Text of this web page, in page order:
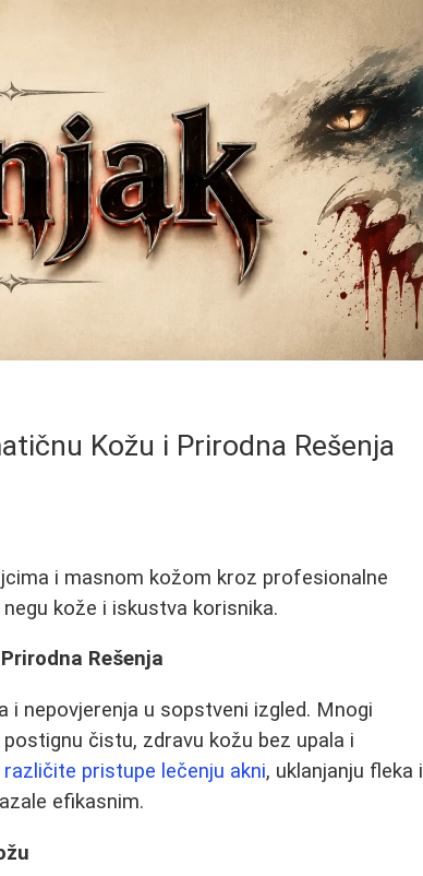
Kožu i Prirodna Rešenja
i masnom kožom kroz profesionalne
kože i iskustva korisnika.
Rešenja
nepovjerenja u sopstveni izgled. Mnogi
čistu, zdravu kožu bez upala i
različite pristupe lečenju akni, uklanjanju fleka i
efikasnim.